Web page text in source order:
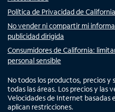
Política de Privacidad de California
No vender ni compartir mi
publicidad dirigida
Consumidores de California:
personal sensible
No todos los productos, precios y
todas las áreas. Los precios y las
Velocidades de Internet basadas
aplican restricciones.